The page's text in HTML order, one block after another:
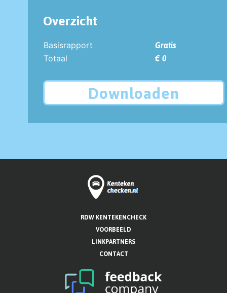
Overzicht
Basisrapport
Gratis
Totaal
€ 0
Downloaden
RDW KENTEKENCHECK
VOORBEELD
LINKPARTNERS
CONTACT